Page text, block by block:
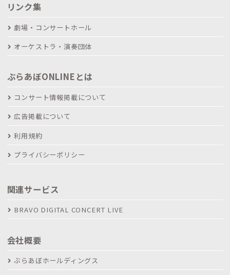
リンク集
劇場・コンサートホール
オーケストラ・演奏団体
ぶらあぼONLINEとは
コンサート情報掲載について
広告掲載について
利用規約
プライバシーポリシー
関連サービス
BRAVO DIGITAL CONCERT LIVE
会社概要
ぶらあぼホールディングス